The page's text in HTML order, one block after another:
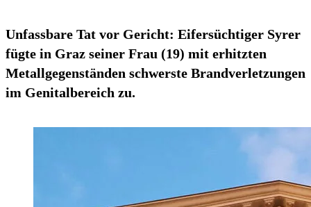
Unfassbare Tat vor Gericht: Eifersüchtiger Syrer
fügte in Graz seiner Frau (19) mit erhitzten
Metallgegenständen schwerste Brandverletzungen
im Genitalbereich zu.